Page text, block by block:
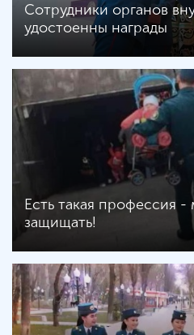
Сотрудники органов
удостоенны награды
Есть такая профессия
защищать!